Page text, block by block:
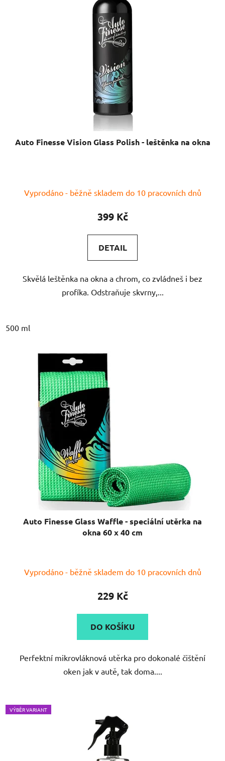
Auto Finesse Vision Glass Polish - leštěnka na okna
hodnocení
produktu
5,0
z
hvězdiček.
Vyprodáno - běžně skladem do 10 pracovních dnů
399 Kč
DETAIL
Skvělá leštěnka na okna a chrom, co zvládneš i bez
profíka. Odstraňuje skvrny,...
500 ml
Auto Finesse Glass Waffle - speciální utěrka na
okna 60 x 40 cm
hodnocení
produktu
5,0
z
hvězdiček.
Vyprodáno - běžně skladem do 10 pracovních dnů
229 Kč
DO KOŠÍKU
Perfektní mikrovláknová utěrka pro dokonalé čištění
oken jak v autě, tak doma....
VÝBĚR VARIANT